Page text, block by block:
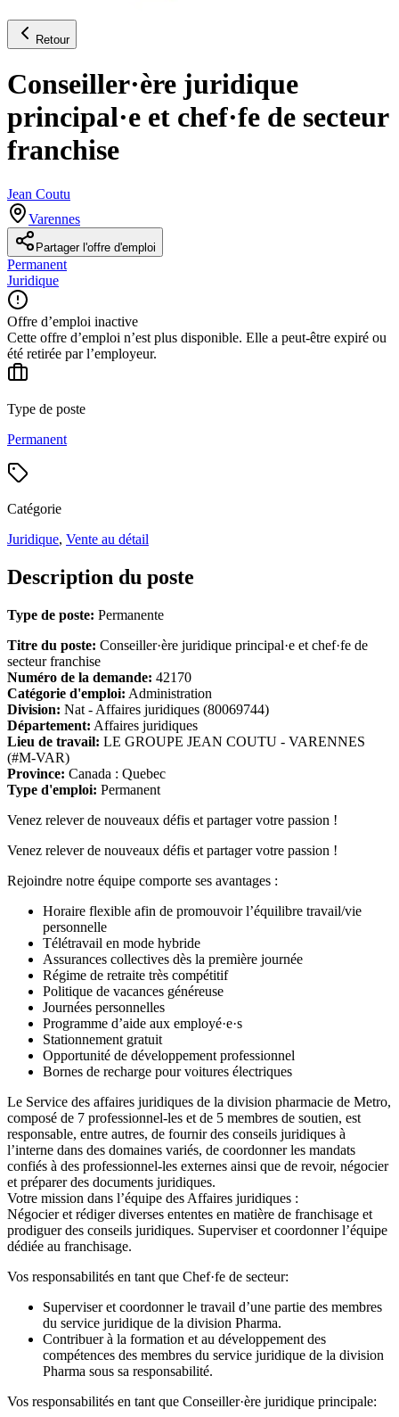
Retour
Conseiller·ère juridique
principal·e et chef·fe de secteur
franchise
Jean Coutu
Varennes
Partager l'offre d'emploi
Permanent
Juridique
Offre d’emploi inactive
Cette offre d’emploi n’est plus disponible. Elle a peut-être expiré ou
été retirée par l’employeur.
Type de poste
Permanent
Catégorie
Juridique, Vente au détail
Description du poste
Type de poste: Permanente
Titre du poste: Conseiller·ère juridique principal·e et chef·fe de
secteur franchise
Numéro de la demande: 42170
Catégorie d'emploi: Administration
Division: Nat - Affaires juridiques (80069744)
Département: Affaires juridiques
Lieu de travail: LE GROUPE JEAN COUTU - VARENNES
(#M-VAR)
Province: Canada : Quebec
Type d'emploi: Permanent
Venez relever de nouveaux défis et partager votre passion !
Venez relever de nouveaux défis et partager votre passion !
Rejoindre notre équipe comporte ses avantages :
Horaire flexible afin de promouvoir l’équilibre travail/vie
personnelle
Télétravail en mode hybride
Assurances collectives dès la première journée
Régime de retraite très compétitif
Politique de vacances généreuse
Journées personnelles
Programme d’aide aux employé·e·s
Stationnement gratuit
Opportunité de développement professionnel
Bornes de recharge pour voitures électriques
Le Service des affaires juridiques de la division pharmacie de Metro,
composé de 7 professionnel-les et de 5 membres de soutien, est
responsable, entre autres, de fournir des conseils juridiques à
l’interne dans des domaines variés, de coordonner les mandats
confiés à des professionnel-les externes ainsi que de revoir, négocier
et préparer des documents juridiques.
Votre mission dans l’équipe des Affaires juridiques :
Négocier et rédiger diverses ententes en matière de franchisage et
prodiguer des conseils juridiques. Superviser et coordonner l’équipe
dédiée au franchisage.
Vos responsabilités en tant que Chef·fe de secteur:
Superviser et coordonner le travail d’une partie des membres
du service juridique de la division Pharma.
Contribuer à la formation et au développement des
compétences des membres du service juridique de la division
Pharma sous sa responsabilité.
Vos responsabilités en tant que Conseiller·ère juridique principale: